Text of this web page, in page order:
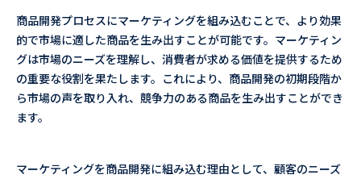
商品開発プロセスにマーケティングを組み込むことで、より効果
的で市場に適した商品を生み出すことが可能です。マーケティン
グは市場のニーズを理解し、消費者が求める価値を提供するため
の重要な役割を果たします。これにより、商品開発の初期段階か
ら市場の声を取り入れ、競争力のある商品を生み出すことができ
ます。
マーケティングを商品開発に組み込む理由として、顧客のニーズ